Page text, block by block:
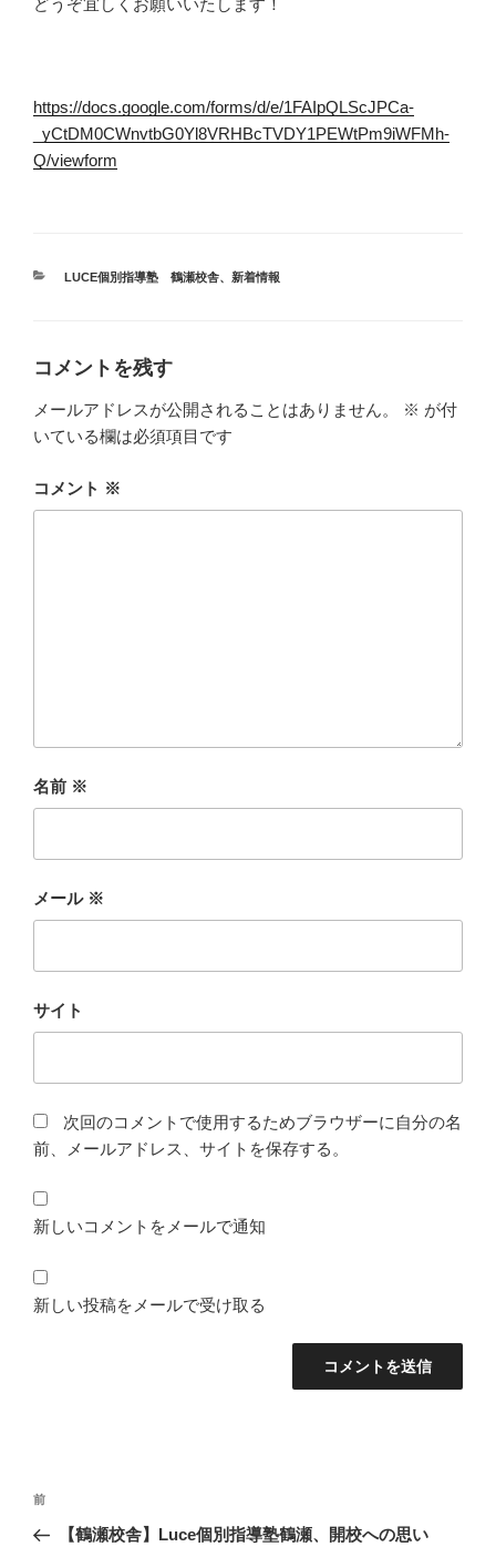
どうぞ宜しくお願いいたします！
https://docs.google.com/forms/d/e/1FAIpQLScJPCa-
_yCtDM0CWnvtbG0Yl8VRHBcTVDY1PEWtPm9iWFMh-
Q/viewform
カ
LUCE個別指導塾 鶴瀬校舎、 新着情報
コメントを残す
メールアドレスが公開されることはありません。 ※ が付
いている欄は必須項目です
コメント ※
名前 ※
メール ※
サイト
次回のコメントで使用するためブラウザーに自分の名
前、メールアドレス、サイトを保存する。
新しいコメントをメールで通知
新しい投稿をメールで受け取る
投
前
の
前
【鶴瀬校舎】Luce個別指導塾鶴瀬、開校への思い